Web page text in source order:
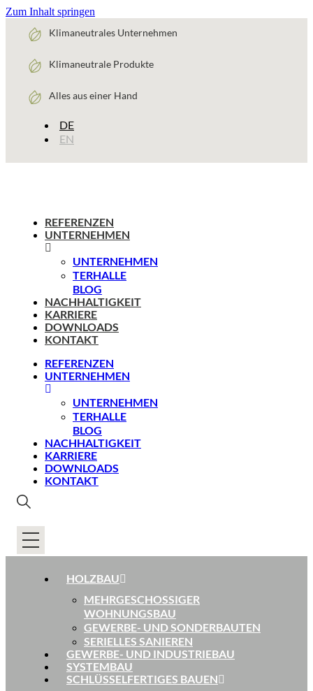
Zum Inhalt springen
Klimaneutrales Unternehmen
Klimaneutrale Produkte
Alles aus einer Hand
DE
EN
REFERENZEN
UNTERNEHMEN
UNTERNEHMEN
TERHALLE
BLOG
NACHHALTIGKEIT
KARRIERE
DOWNLOADS
KONTAKT
REFERENZEN
UNTERNEHMEN
UNTERNEHMEN
TERHALLE
BLOG
NACHHALTIGKEIT
KARRIERE
DOWNLOADS
KONTAKT
HOLZBAU
MEHRGESCHOSSIGER
WOHNUNGSBAU
GEWERBE- UND SONDERBAUTEN
SERIELLES SANIEREN
GEWERBE- UND INDUSTRIEBAU
SYSTEMBAU
SCHLÜSSELFERTIGES BAUEN